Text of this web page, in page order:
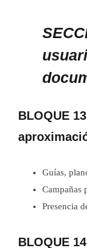
BLOQUE
Guías,
Campañas
Presencia
BLOQUE